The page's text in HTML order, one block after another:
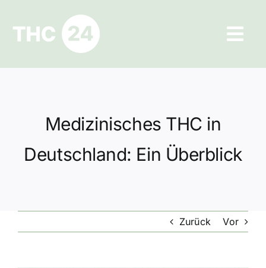
springen
Ratgeber
Datenschutz
Medizinisches THC in
Deutschland: Ein Überblick
Zurück Vor